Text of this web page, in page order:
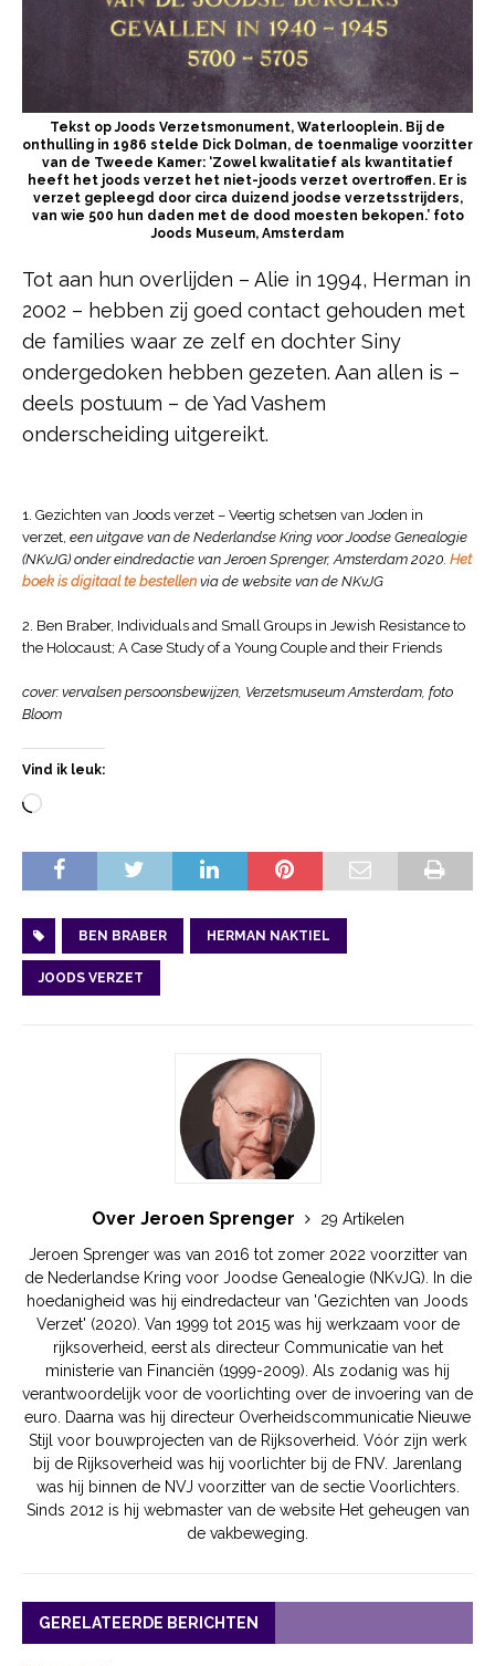
Tekst op Joods Verzetsmonument, Waterlooplein. Bij de
onthulling in 1986 stelde Dick Dolman, de toenmalige voorzitter
van de Tweede Kamer: ‘Zowel kwalitatief als kwantitatief
heeft het joods verzet het niet-joods verzet overtroffen. Er is
verzet gepleegd door circa duizend joodse verzetsstrijders,
van wie 500 hun daden met de dood moesten bekopen.’ foto
Joods Museum, Amsterdam
Tot aan hun overlijden – Alie in 1994, Herman in
2002 – hebben zij goed contact gehouden met
de families waar ze zelf en dochter Siny
ondergedoken hebben gezeten. Aan allen is –
deels postuum – de Yad Vashem
onderscheiding uitgereikt.
1. Gezichten van Joods verzet – Veertig schetsen van Joden in
verzet, een uitgave van de Nederlandse Kring voor Joodse Genealogie
(NKvJG) onder eindredactie van Jeroen Sprenger, Amsterdam 2020. Het
boek is digitaal te bestellen via de website van de NKvJG
2. Ben Braber, Individuals and Small Groups in Jewish Resistance to
the Holocaust; A Case Study of a Young Couple and their Friends
cover: vervalsen persoonsbewijzen, Verzetsmuseum Amsterdam, foto
Bloom
Vind ik leuk:
BEN BRABER HERMAN NAKTIEL
JOODS VERZET
Over Jeroen Sprenger
29 Artikelen
Jeroen Sprenger was van 2016 tot zomer 2022 voorzitter van
de Nederlandse Kring voor Joodse Genealogie (NKvJG). In die
hoedanigheid was hij eindredacteur van 'Gezichten van Joods
Verzet' (2020). Van 1999 tot 2015 was hij werkzaam voor de
rijksoverheid, eerst als directeur Communicatie van het
ministerie van Financiën (1999-2009). Als zodanig was hij
verantwoordelijk voor de voorlichting over de invoering van de
euro. Daarna was hij directeur Overheidscommunicatie Nieuwe
Stijl voor bouwprojecten van de Rijksoverheid. Vóór zijn werk
bij de Rijksoverheid was hij voorlichter bij de FNV. Jarenlang
was hij binnen de NVJ voorzitter van de sectie Voorlichters.
Sinds 2012 is hij webmaster van de website Het geheugen van
de vakbeweging.
GERELATEERDE BERICHTEN